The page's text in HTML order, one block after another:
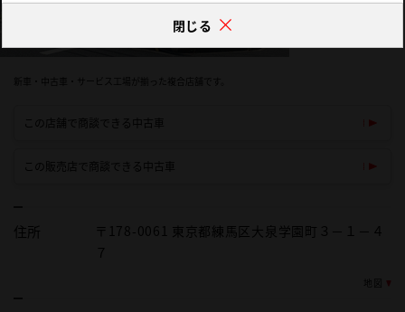
閉じる
新車・中古車・サービス工場が揃った複合店舗です。
この店舗で商談できる中古車
この販売店で商談できる中古車
住所
〒178-0061 東京都練馬区大泉学園町３－１－４
７